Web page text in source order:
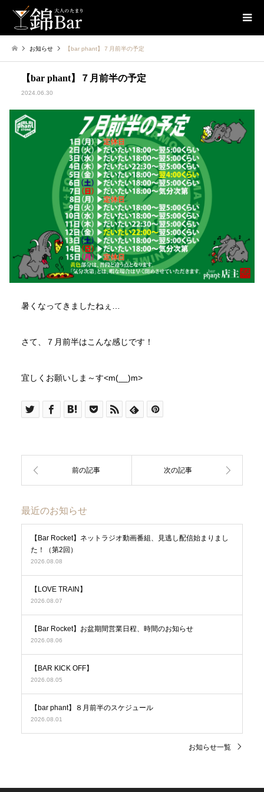
お知らせ 【bar phant】７月前半の予定
【bar phant】７月前半の予定
2024.06.30
暑くなってきましたねぇ…
さて、７月前半はこんな感じです！
宜しくお願いしま～す<m(__)m>
最近のお知らせ
【Bar Rocket】ネットラジオ動画番組、見逃し配信始まりまし
た！（第2回）
2026.08.08
【LOVE TRAIN】
2026.08.07
【Bar Rocket】お盆期間営業日程、時間のお知らせ
2026.08.06
【BAR KICK OFF】
2026.08.05
【bar phant】８月前半のスケジュール
2026.08.01
お知らせ一覧